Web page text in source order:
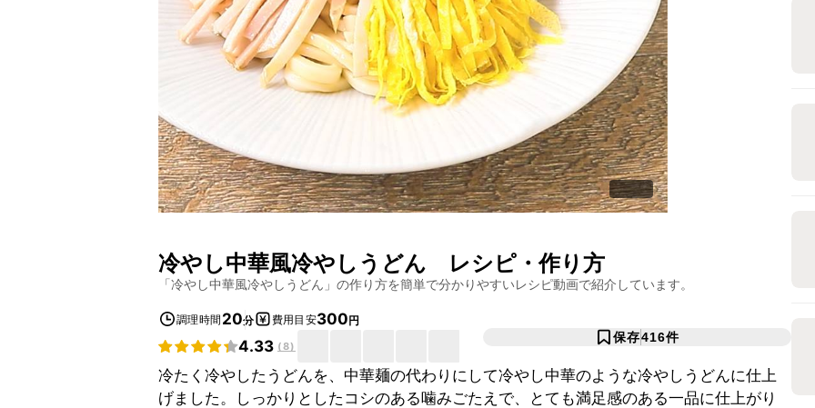
冷やし中華風冷やしうどん レシピ・作り方
「冷やし中華風冷やしうどん 」の作り方を簡単で分かりやすいレシピ動画で紹介しています。
調理時間 20分 費用目安300円
4.33 (8)
保存416件
冷たく冷やしたうどんを、中華麺の代わりにして冷やし中華のような冷やしうどんに仕上
げました。しっかりとしたコシのある噛みごたえで、とても満足感のある一品に仕上がり